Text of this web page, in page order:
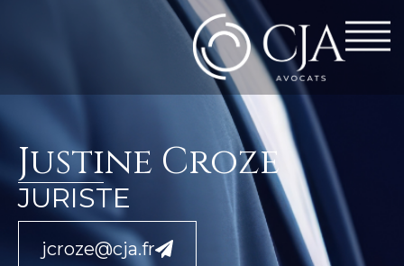
Justine Croze
JURISTE
jcroze@cja.fr